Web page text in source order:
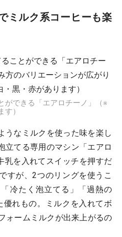
ミルク系コーヒーも楽
ができる「エアロチーノ」（※
）
うなミルクを使った味を楽し
立てる専用のマシン「エアロ
乳を入れてスイッチを押すだ
すが、2つのリングを使うこ
冷たく泡立てる」「過熱の
れもの。ミルクを入れてボ
ォームミルクが出来上がるの